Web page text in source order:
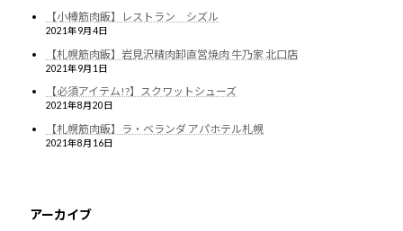
【小樽筋肉飯】レストラン シズル
2021年9月4日
【札幌筋肉飯】岩見沢精肉卸直営焼肉 牛乃家 北口店
2021年9月1日
【必須アイテム!?】スクワットシューズ
2021年8月20日
【札幌筋肉飯】ラ・ベランダ アパホテル札幌
2021年8月16日
アーカイブ